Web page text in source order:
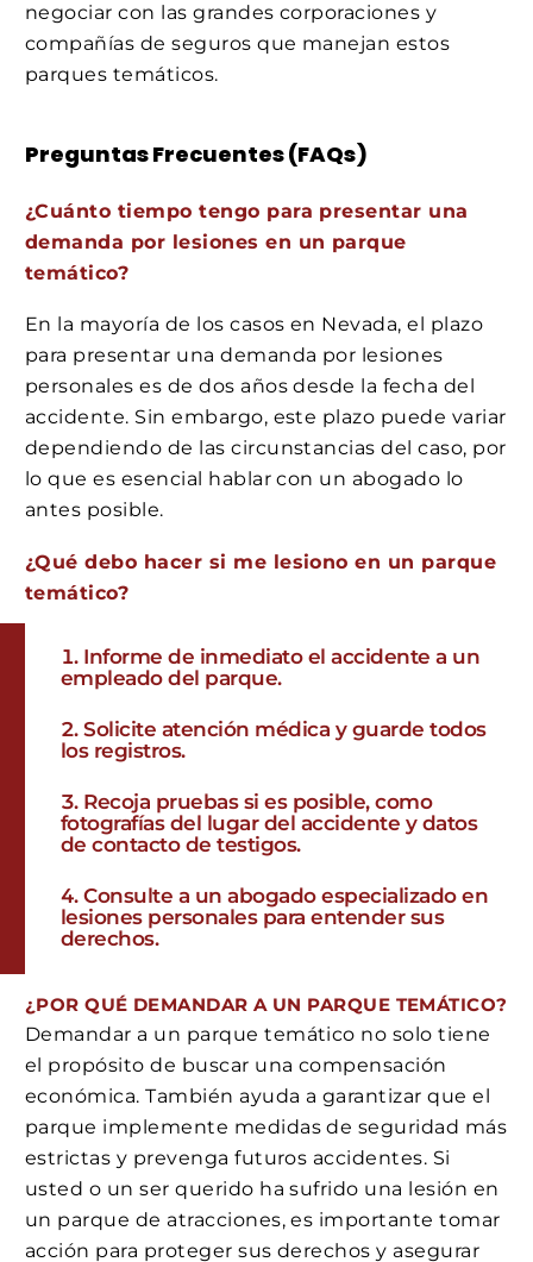
negociar con las grandes corporaciones y
compañías de seguros que manejan estos
parques temáticos.
Preguntas Frecuentes (FAQs)
¿Cuánto tiempo tengo para presentar una
demanda por lesiones en un parque
temático?
En la mayoría de los casos en Nevada, el plazo
para presentar una demanda por lesiones
personales es de dos años desde la fecha del
accidente. Sin embargo, este plazo puede variar
dependiendo de las circunstancias del caso, por
lo que es esencial hablar con un abogado lo
antes posible.
¿Qué debo hacer si me lesiono en un parque
temático?
Informe de inmediato el accidente a un
empleado del parque.
Solicite atención médica y guarde todos
los registros.
Recoja pruebas si es posible, como
fotografías del lugar del accidente y datos
de contacto de testigos.
Consulte a un abogado especializado en
lesiones personales para entender sus
derechos.
¿POR QUÉ DEMANDAR A UN PARQUE TEMÁTICO?
Demandar a un parque temático no solo tiene
el propósito de buscar una compensación
económica. También ayuda a garantizar que el
parque implemente medidas de seguridad más
estrictas y prevenga futuros accidentes. Si
usted o un ser querido ha sufrido una lesión en
un parque de atracciones, es importante tomar
acción para proteger sus derechos y asegurar